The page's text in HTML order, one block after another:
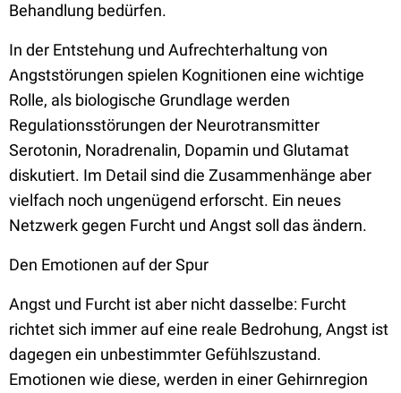
Behandlung bedürfen.
In der Entstehung und Aufrechterhaltung von
Angststörungen spielen Kognitionen eine wichtige
Rolle, als biologische Grundlage werden
Regulationsstörungen der Neurotransmitter
Serotonin, Noradrenalin, Dopamin und Glutamat
diskutiert. Im Detail sind die Zusammenhänge aber
vielfach noch ungenügend erforscht. Ein neues
Netzwerk gegen Furcht und Angst soll das ändern.
Den Emotionen auf der Spur
Angst und Furcht ist aber nicht dasselbe: Furcht
richtet sich immer auf eine reale Bedrohung, Angst ist
dagegen ein unbestimmter Gefühlszustand.
Emotionen wie diese, werden in einer Gehirnregion